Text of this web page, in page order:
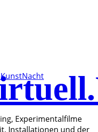
Experimentalfilme
Installationen und der